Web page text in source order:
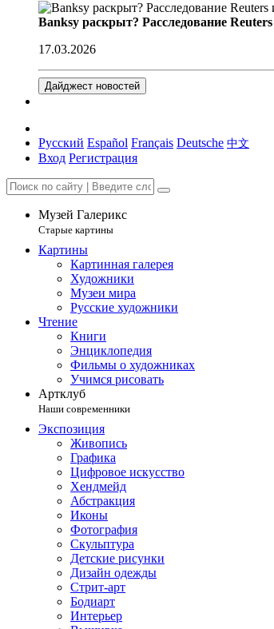
Banksy раскрыт? Расследование
17.03.2026
Дайджест новостей
Русский Español Français Deutsche 中文
Вход Регистрация
Музей Галерикс
Старые картины
Картины
Картинная галерея
Художники
Музеи мира
Русские художники
Чтение
Книги
Энциклопедия
Фильмы о художниках
Учимся рисовать
Артклуб
Наши современники
Экспозиция
Живопись
Графика
Цифровое искусство
Хендмейд
Абстракция
Иконы
Фотография
Скульптура
Детские рисунки
Дизайн одежды
Стрит-арт
Бодиарт
Интерьер